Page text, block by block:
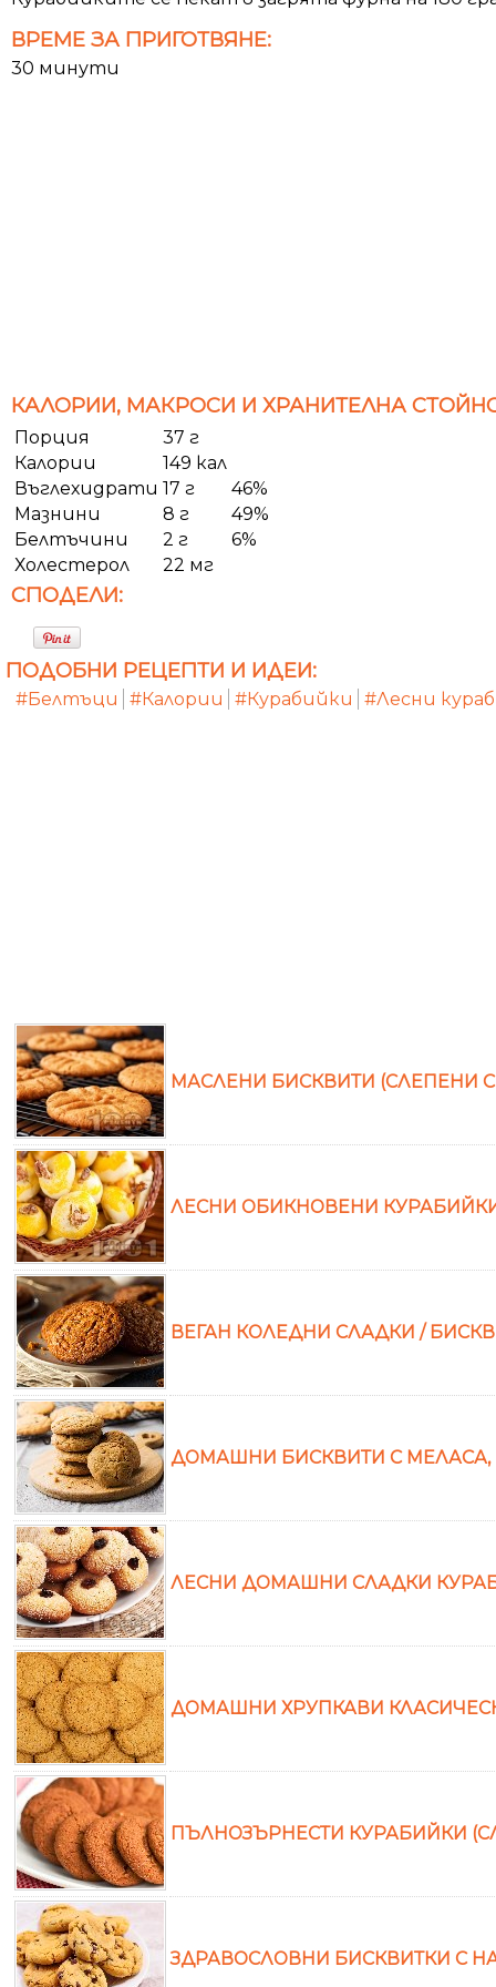
ВРЕМЕ ЗА ПРИГОТВЯНЕ:
30 минути
КАЛОРИИ, МАКРОСИ И ХРАНИТЕЛНА
Порция
37 г
Калории
149 кал
Въглехидрати 17 г
46%
Мазнини
8 г
49%
Белтъчини
2 г
6%
Холестерол
22 мг
СПОДЕЛИ:
ПОДОБНИ РЕЦЕПТИ И ИДЕИ:
#Белтъци #Калории #Курабийки #Лесни
МАСЛЕНИ БИСКВИТИ (СЛЕПЕНИ
ЛЕСНИ ОБИКНОВЕНИ
ВЕГАН КОЛЕДНИ СЛАДКИ /
ДОМАШНИ БИСКВИТИ С
ЛЕСНИ ДОМАШНИ СЛАДКИ
ДОМАШНИ ХРУПКАВИ
ПЪЛНОЗЪРНЕСТИ КУРАБИЙКИ
ЗДРАВОСЛОВНИ БИСКВИТКИ С